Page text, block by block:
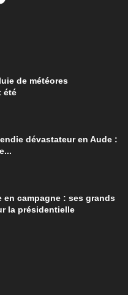
de météores
été
dévastateur en Aude :
en campagne : ses grands
la présidentielle